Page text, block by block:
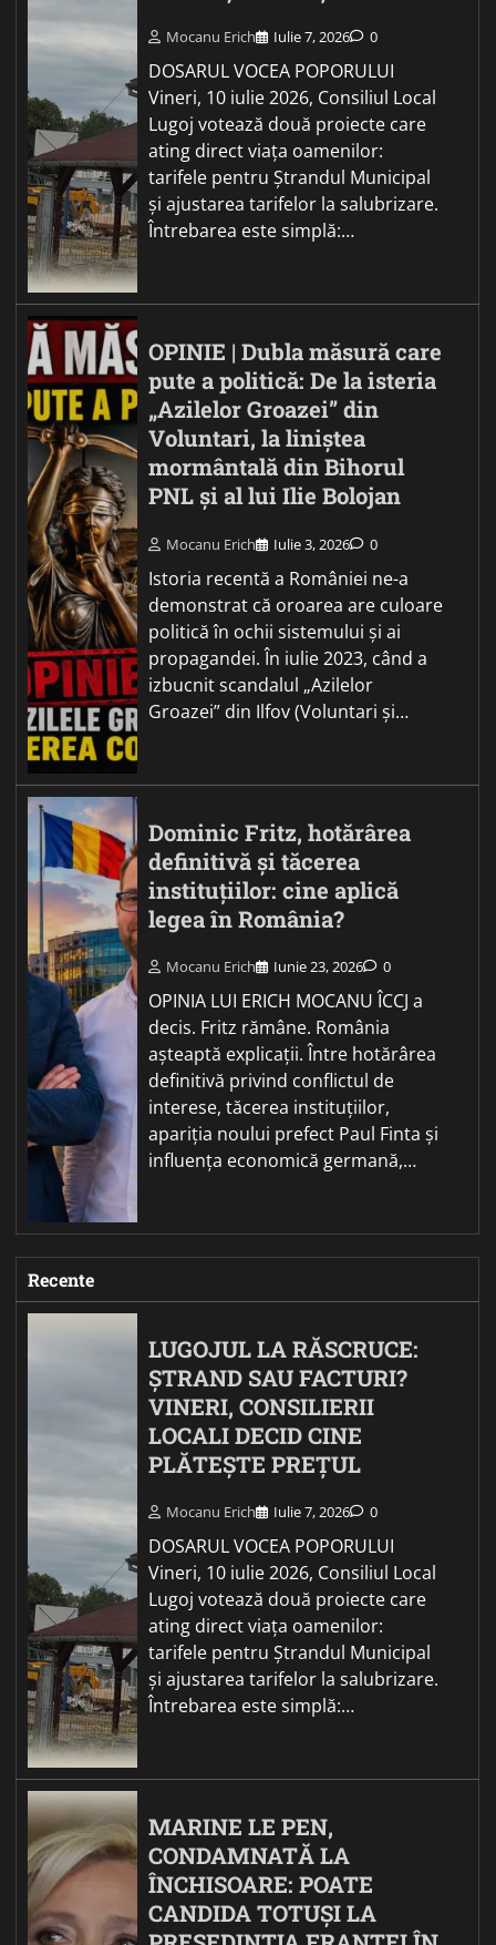
Mocanu Erich Iulie 7, 2026 0
DOSARUL VOCEA POPORULUI
Vineri, 10 iulie 2026, Consiliul Local
Lugoj votează două proiecte care
ating direct viața oamenilor:
tarifele pentru Ștrandul Municipal
și ajustarea tarifelor la salubrizare.
Întrebarea este simplă:…
OPINIE | Dubla măsură care
pute a politică: De la isteria
„Azilelor Groazei” din
Voluntari, la liniștea
mormântală din Bihorul
PNL și al lui Ilie Bolojan
Mocanu Erich Iulie 3, 2026 0
Istoria recentă a României ne-a
demonstrat că oroarea are culoare
politică în ochii sistemului și ai
propagandei. În iulie 2023, când a
izbucnit scandalul „Azilelor
Groazei” din Ilfov (Voluntari și…
Dominic Fritz, hotărârea
definitivă și tăcerea
instituțiilor: cine aplică
legea în România?
Mocanu Erich Iunie 23, 2026 0
OPINIA LUI ERICH MOCANU ÎCCJ a
decis. Fritz rămâne. România
așteaptă explicații. Între hotărârea
definitivă privind conflictul de
interese, tăcerea instituțiilor,
apariția noului prefect Paul Finta și
influența economică germană,…
Recente
LUGOJUL LA RĂSCRUCE:
ȘTRAND SAU FACTURI?
VINERI, CONSILIERII
LOCALI DECID CINE
PLĂTEȘTE PREȚUL
Mocanu Erich Iulie 7, 2026 0
DOSARUL VOCEA POPORULUI
Vineri, 10 iulie 2026, Consiliul Local
Lugoj votează două proiecte care
ating direct viața oamenilor:
tarifele pentru Ștrandul Municipal
și ajustarea tarifelor la salubrizare.
Întrebarea este simplă:…
MARINE LE PEN,
CONDAMNATĂ LA
ÎNCHISOARE: POATE
CANDIDA TOTUȘI LA